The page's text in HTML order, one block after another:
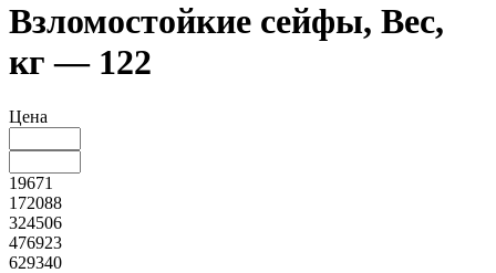
Взломостойкие сейфы, Вес,
кг — 122
Цена
19671
172088
324506
476923
629340